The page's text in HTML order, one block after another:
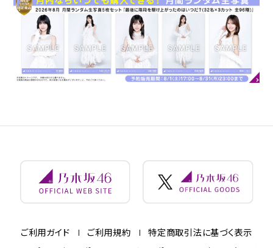
ご利用ガイド ご利用規約
特定商取引法に基づく表示